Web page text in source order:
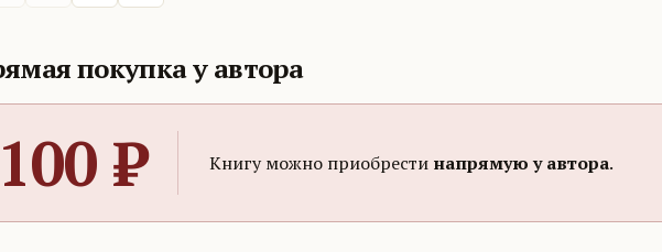
покупка у автора
100 ₽ Книгу можно приобрести напрямую у автора.